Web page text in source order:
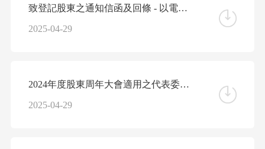
致登記股東之通知信函及回條 - 以電子方式發佈公司通訊安排的提示信函
2025-04-29
2024年度股東周年大會適用之代表委任表格
2025-04-29